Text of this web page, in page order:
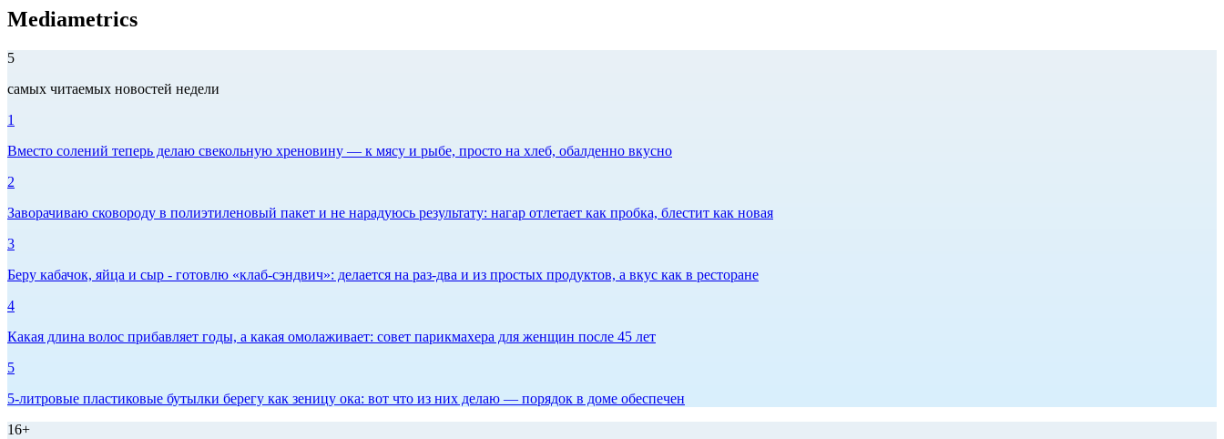
Mediametrics
5
самых читаемых новостей недели
1
Вместо солений теперь делаю свекольную хреновину — к мясу и рыбе, просто на хлеб, обалденно вкусно
2
Заворачиваю сковороду в полиэтиленовый пакет и не нарадуюсь результату: нагар отлетает как пробка, блестит как новая
3
Беру кабачок, яйца и сыр - готовлю «клаб-сэндвич»: делается на раз-два и из простых продуктов, а вкус как в ресторане
4
Какая длина волос прибавляет годы, а какая омолаживает: совет парикмахера для женщин после 45 лет
5
5-литровые пластиковые бутылки берегу как зеницу ока: вот что из них делаю — порядок в доме обеспечен
16+